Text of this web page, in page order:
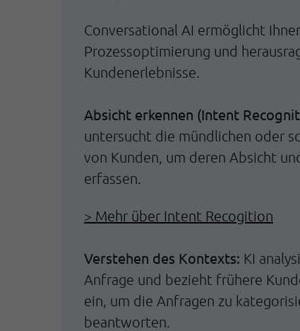
Conversational AI ermöglicht
Prozessoptimierung und
Kundenerlebnisse.
Absicht erkennen (Intent
untersucht die mündlichen oder
von Kunden, um deren Absicht
erfassen.
> Mehr über Intent Recogition
Verstehen des Kontexts: KI
Anfrage und bezieht frühere
ein, um die Anfragen zu
beantworten.